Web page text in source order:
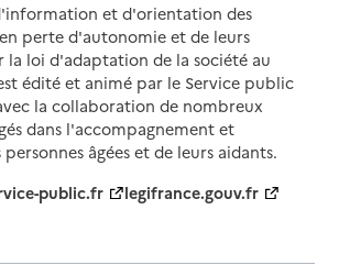
et d'orientation des
perte d'autonomie et de leurs
la loi d'adaptation de la société au
édité et animé par le Service public
la collaboration de nombreux
dans l'accompagnement et
âgées et de leurs aidants.
public.fr
legifrance.gouv.fr